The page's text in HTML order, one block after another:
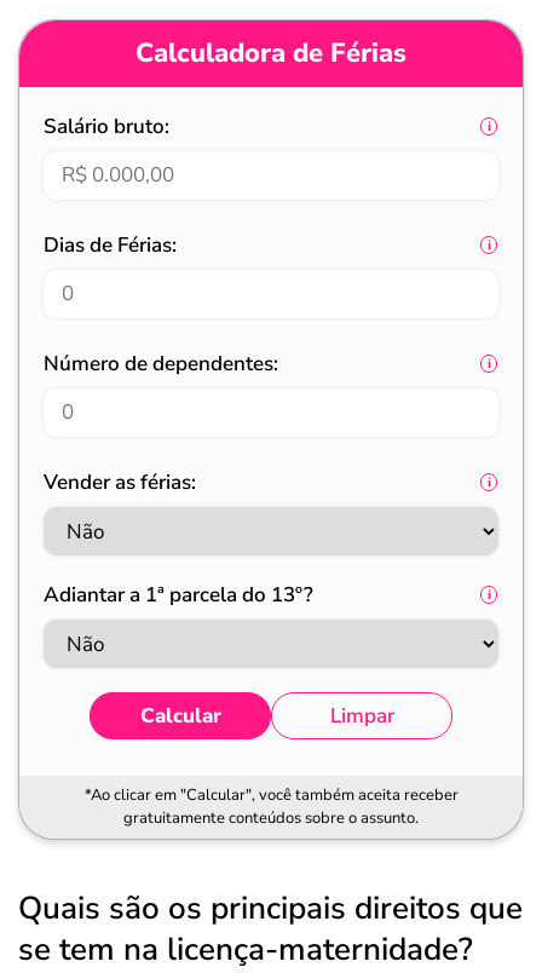
Calculadora de Férias
Salário bruto:
Dias de Férias:
Número de dependentes:
Vender as férias:
Adiantar a 1ª parcela do 13º?
Calcular Limpar
*Ao clicar em "Calcular", você também aceita receber
gratuitamente conteúdos sobre o assunto.
Quais são os principais direitos que
se tem na licença-maternidade?